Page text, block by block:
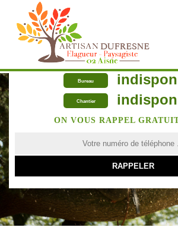
Bureau
Chantier
ON VOUS RAPPEL